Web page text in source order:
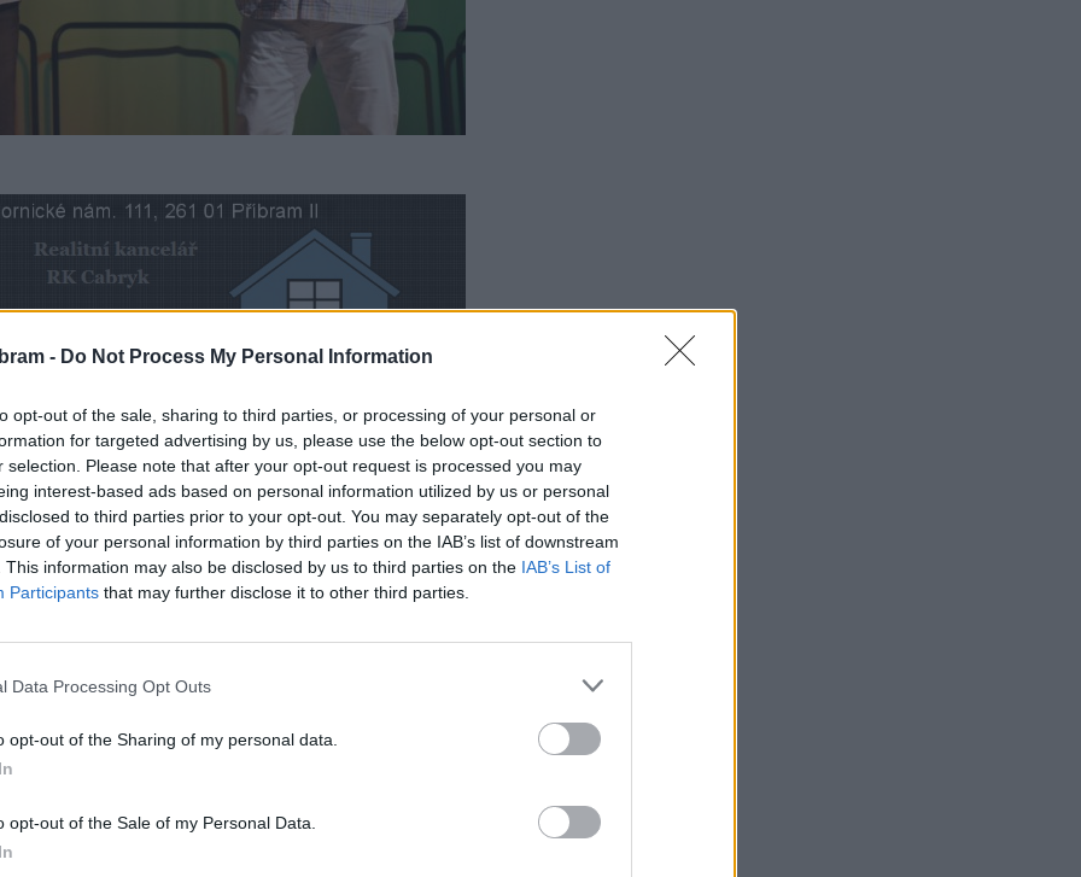
- Do Not Process My Personal Information
opt-out of the sale, sharing to third parties, or processing of your personal or
for targeted advertising by us, please use the below opt-out section to
selection. Please note that after your opt-out request is processed you may
interest-based ads based on personal information utilized by us or personal
to third parties prior to your opt-out. You may separately opt-out of the
of your personal information by third parties on the IAB’s list of downstream
This information may also be disclosed by us to third parties on the IAB’s List of
Participants that may further disclose it to other third parties.
Data Processing Opt Outs
opt-out of the Sharing of my personal data.
opt-out of the Sale of my Personal Data.
Zeman letos v dubnu svým rychlým jednáním
dodávka. Nyní ho za jeho čin ocenila nejen škola,
život muži, kterého srazila dodávka při couvání
po prvním nárazu dodávku a poté poskytl první
ocenění nejen od školy, ale také od starosty města
osmnáctým oceněným, který obdržel stříbrnou
v loňském roce u příležitosti 800. výročí města.